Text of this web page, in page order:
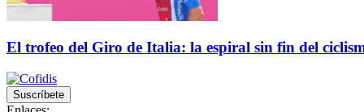
El trofeo del Giro de Italia: la espiral sin fin del
Suscríbete